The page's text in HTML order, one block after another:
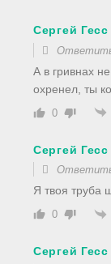
Сергей Гесс
А в гривнах
охренел, ты
0
Сергей Гесс
Я твоя труба
0
Сергей Гесс